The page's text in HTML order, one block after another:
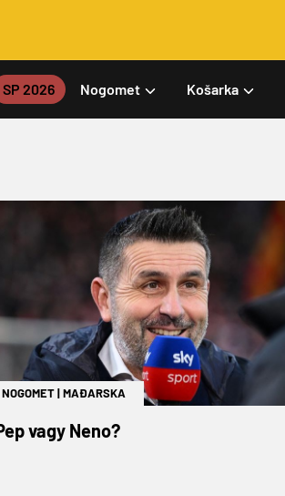
SP 2026 Nogomet Košarka
NOGOMET|MAĐARSKA
vagy Neno?